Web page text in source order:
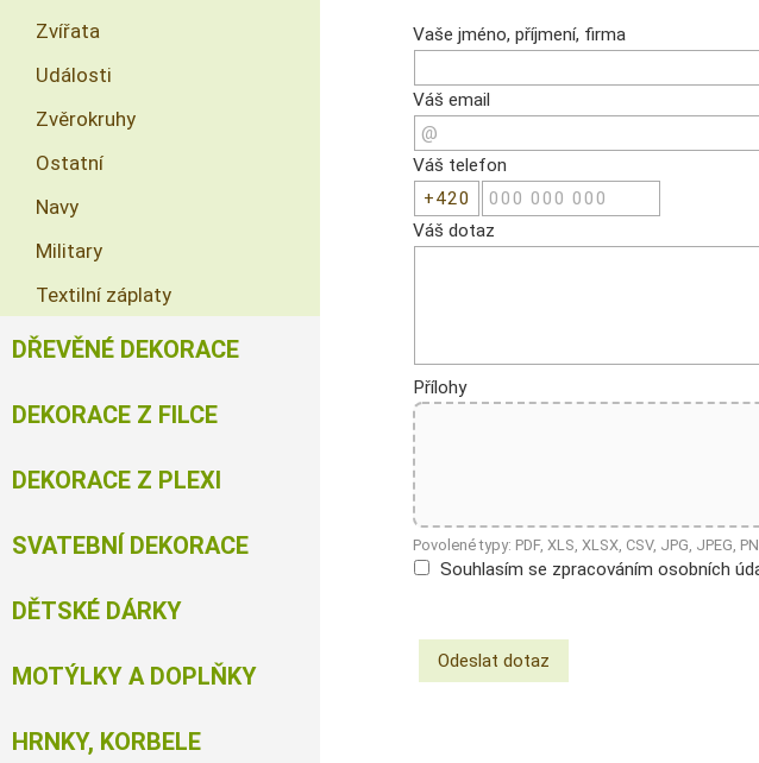
Vaše jméno, příjmení, firma
Váš email
Váš telefon
Váš dotaz
Přílohy
Povolené typy: PDF, XLS, XLSX, CSV, JPG, JPEG,
Souhlasím se zpracováním osobních
Zvířata
Události
Zvěrokruhy
Ostatní
Navy
Military
Textilní záplaty
DŘEVĚNÉ DEKORACE
DEKORACE Z FILCE
DEKORACE Z PLEXI
SVATEBNÍ DEKORACE
DĚTSKÉ DÁRKY
MOTÝLKY A DOPLŇKY
HRNKY, KORBELE